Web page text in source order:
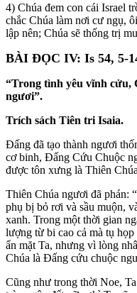
4) Chúa đem con cái Israel
chắc Chúa làm nơi cư ngụ,
lập nên; Chúa sẽ thống trị
BÀI ĐỌC IV: Is 54, 5-
“Trong tình yêu vĩnh cửu,
ngươi”.
Trích sách Tiên tri Isaia.
Đấng đã tạo thành ngươi
cơ binh, Đấng Cứu Chuộc
được tôn xưng là Thiên
Thiên Chúa ngươi đã phán:
phụ bị bỏ rơi và sầu muộn,
xanh. Trong một thời gian
lượng từ bi cao cả mà tụ
ẩn mặt Ta, nhưng vì lòng
Chúa là Đấng cứu chuộc
Cũng như trong thời Noe,